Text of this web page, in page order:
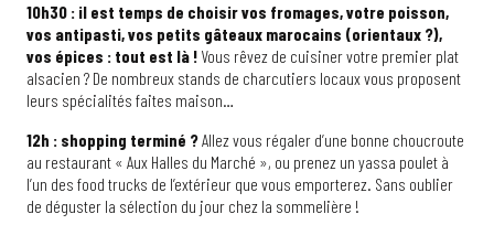
10h30 : il est temps de choisir vos fromages, votre poisson,
vos antipasti, vos petits gâteaux marocains (orientaux ?),
vos épices : tout est là ! Vous rêvez de cuisiner votre premier plat
alsacien ? De nombreux stands de charcutiers locaux vous proposent
leurs spécialités faites maison…
12h : shopping terminé ?Allez vous régaler d’une bonne choucroute
au restaurant « Aux Halles du Marché », ou prenez un yassa poulet à
l’un des food trucks de l’extérieur que vous emporterez. Sans oublier
de déguster la sélection du jour chez la sommelière !